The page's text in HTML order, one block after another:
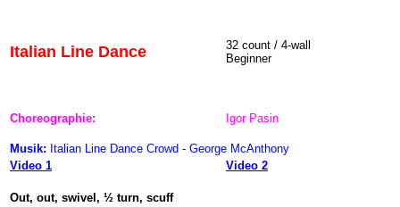
Italian Line Dance
32 count / 4-wall
Beginner
Choreographie: Igor Pasin
Musik: Italian Line Dance Crowd - George McAnthony
Video 1
Video 2
Out, out, swivel, ½ turn, scuff